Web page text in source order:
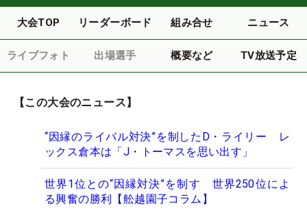
大会TOP リーダーボード 組み合せ ニュース
ライブフォト 出場選手 概要など TV放送予定
【この大会のニュース】
“因縁のライバル対決”を制したD・ライリー レ
ックス倉本は「J・トーマスを思い出す」
世界1位との“因縁対決”を制す 世界250位によ
る興奮の勝利【舩越園子コラム】